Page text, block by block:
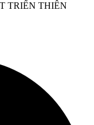
TRIỂN THIÊN